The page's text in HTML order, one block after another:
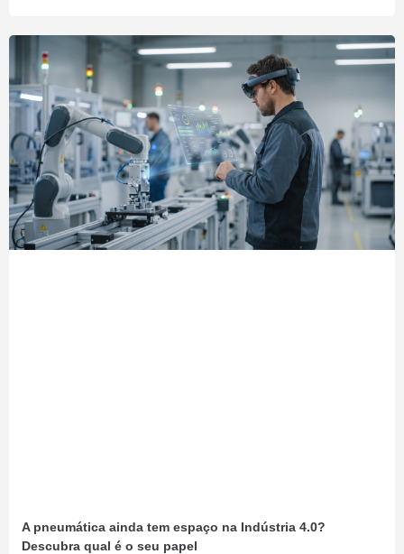
A pneumática ainda tem espaço na Indústria 4.0?
Descubra qual é o seu papel